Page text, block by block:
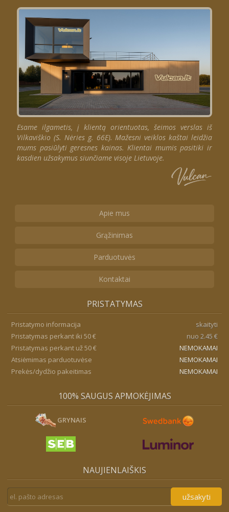
Esame ilgametis, į klientą orientuotas, šeimos verslas iš
Vilkaviškio (S. Nėries g. 66E). Mažesni veiklos kaštai leidžia
mums pasiūlyti geresnes kainas. Klientai mumis pasitiki ir
kasdien užsakymus siunčiame visoje Lietuvoje.
Apie mus
Grąžinimas
Parduotuvės
Kontaktai
PRISTATYMAS
Pristatymo informacija
skaityti
Pristatymas perkant iki 50 €
nuo 2.45 €
Pristatymas perkant už 50 €
NEMOKAMAI
Atsiėmimas parduotuvėse
NEMOKAMAI
Prekės/dydžio pakeitimas
NEMOKAMAI
100% SAUGUS APMOKĖJIMAS
GRYNAIS
NAUJIENLAIŠKIS
užsakyti